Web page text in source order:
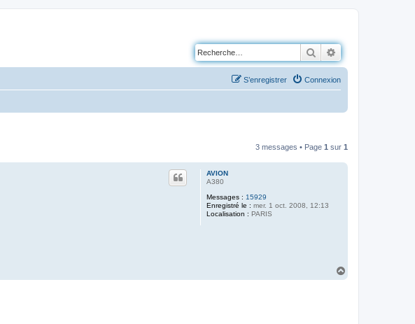
Rechercher
Connexion
S’enregistrer
3 messages • Page 1 sur 1
AVION
A380
Messages : 15929
Enregistré le : mer. 1 oct. 2008, 12:13
Localisation : PARIS